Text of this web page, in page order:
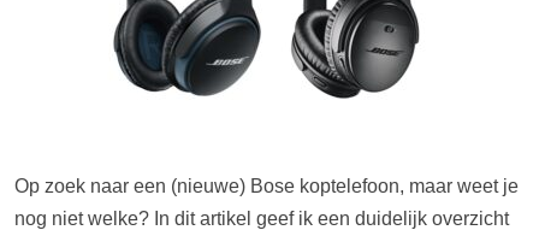
Op zoek naar een (nieuwe) Bose koptelefoon, maar weet je
nog niet welke? In dit artikel geef ik een duidelijk overzicht